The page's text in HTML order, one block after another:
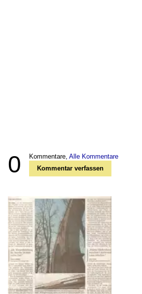
0 Kommentare, Alle Kommentare
Kommentar verfassen